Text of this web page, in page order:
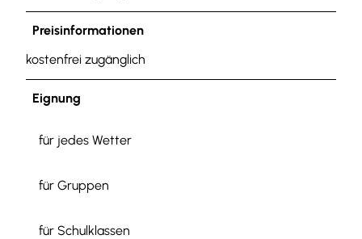
Preisinformationen
kostenfrei zugänglich
Eignung
für jedes Wetter
für Gruppen
für Schulklassen